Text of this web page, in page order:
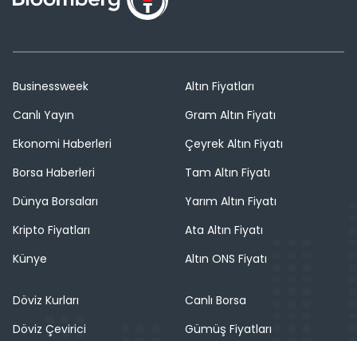
Businessweek
Canlı Yayın
Ekonomi Haberleri
Borsa Haberleri
Dünya Borsaları
Kripto Fiyatları
Künye
Altın Fiyatları
Gram Altın Fiyatı
Çeyrek Altın Fiyatı
Tam Altın Fiyatı
Yarım Altın Fiyatı
Ata Altın Fiyatı
Altın ONS Fiyatı
Döviz Kurları
Döviz Çevirici
Canlı Borsa
Gümüş Fiyatları